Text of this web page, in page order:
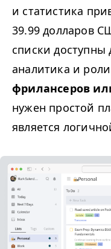
и статистика
39.99 долларов
списки
аналитика и
фрилансеров
нужен простой
является